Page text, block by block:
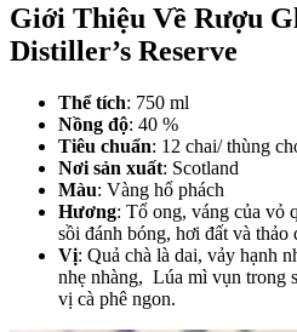
Giới Thiệu Về Rượu
Distiller’s Reserve
Thể tích: 750 ml
Nồng độ: 40 %
Tiêu chuẩn: 12 chai/ thùng
Nơi sản xuất: Scotland
Màu: Vàng hổ phách
Hương: Tổ ong, váng của vỏ
sồi đánh bóng, hơi đất và
Vị: Quả chà là dai, vảy hạnh
nhẹ nhàng, Lúa mì vụn trong
vị cà phê ngon.